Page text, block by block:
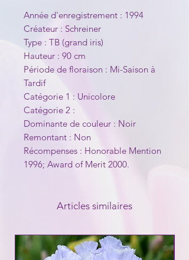
Année d'enregistrement : 1994
Créateur : Schreiner
Type : TB (grand iris)
Hauteur : 90 cm
Période de floraison : Mi-Saison à
Tardif
Catégorie 1 : Unicolore
Catégorie 2 :
Dominante de couleur : Noir
Remontant : Non
Récompenses : Honorable Mention
1996; Award of Merit 2000.
Articles similaires